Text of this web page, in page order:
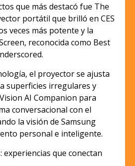
que más destacó fue The
portátil que brilló en CES
veces más potente y la
reconocida como Best
el proyector se ajusta
superficies irregulares y
AI Companion para
conversacional con el
la visión de Samsung
personal e inteligente.
experiencias que conectan